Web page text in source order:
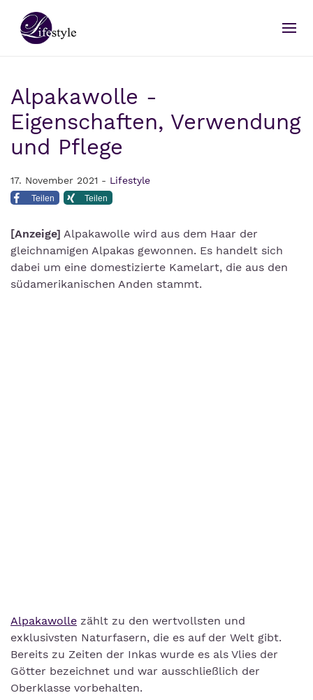
Alpakawolle -
Eigenschaften, Verwendung
und Pflege
17. November 2021 - Lifestyle
Teilen Teilen
[Anzeige] Alpakawolle wird aus dem Haar der
gleichnamigen Alpakas gewonnen. Es handelt sich
dabei um eine domestizierte Kamelart, die aus den
südamerikanischen Anden stammt.
Alpakawolle zählt zu den wertvollsten und
exklusivsten Naturfasern, die es auf der Welt gibt.
Bereits zu Zeiten der Inkas wurde es als Vlies der
Götter bezeichnet und war ausschließlich der
Oberklasse vorbehalten.